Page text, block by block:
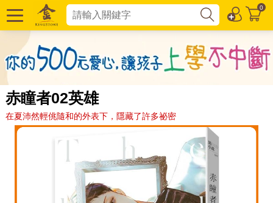
0
赤瞳者02英雄
在夏沛然輕佻隨和的外表下，隱藏了許多祕密